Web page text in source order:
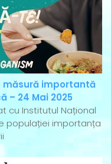
măsură importantă
– 24 Mai 2025
cu Institutul Național
populației importanța